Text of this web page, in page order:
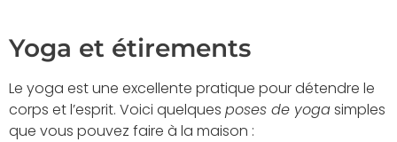
Yoga et étirements
Le yoga est une excellente pratique pour détendre le
corps et l’esprit. Voici quelques poses de yogasimples
que vous pouvez faire à la maison :